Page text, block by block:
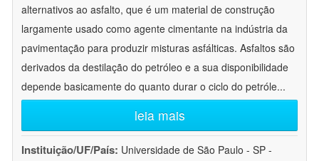
alternativos ao asfalto, que é um material de construção
largamente usado como agente cimentante na indústria da
pavimentação para produzir misturas asfálticas. Asfaltos são
derivados da destilação do petróleo e a sua disponibilidade
depende basicamente do quanto durar o ciclo do petróle...
leia mais
Instituição/UF/País: Universidade de São Paulo - SP -